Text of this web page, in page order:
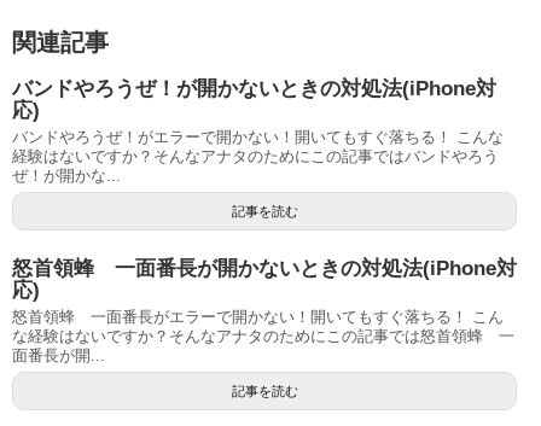
関連記事
バンドやろうぜ！が開かないときの対処法(iPhone対
応)
バンドやろうぜ！がエラーで開かない！開いてもすぐ落ちる！ こんな
経験はないですか？そんなアナタのためにこの記事ではバンドやろう
ぜ！が開かな...
記事を読む
怒首領蜂 一面番長が開かないときの対処法(iPhone対
応)
怒首領蜂 一面番長がエラーで開かない！開いてもすぐ落ちる！ こん
な経験はないですか？そんなアナタのためにこの記事では怒首領蜂 一
面番長が開...
記事を読む